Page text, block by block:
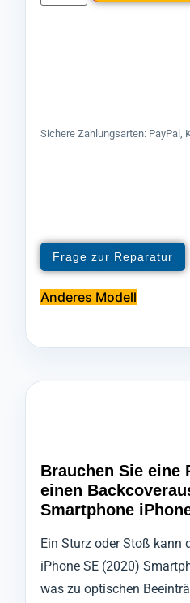
Sichere Zahlungsarten: PayPal,
Frage zur Reparatur
Anderes Modell
Brauchen Sie eine
einen
Smartphone
Ein Sturz oder Stoß kann
iPhone SE (2020)
was zu optischen